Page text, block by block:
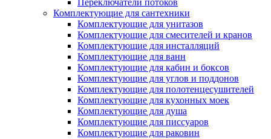
Переключатели потоков
Комплектующие для сантехники
Комплектующие для унитазов
Комплектующие для смесителей и кранов
Комплектующие для инсталляций
Комплектующие для ванн
Комплектующие для кабин и боксов
Комплектующие для углов и поддонов
Комплектующие для полотенцесушителей
Комплектующие для кухонных моек
Комплектующие для душа
Комплектующие для писсуаров
Комплектующие для раковин